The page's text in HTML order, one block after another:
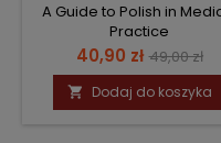
A Guide to Polish in
Practice
Cena
40,90 zł Cena
49,00 zł
 Dodaj do koszyka